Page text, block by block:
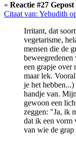
« Reactie #27 Gepost
Citaat van: Yehudith
Irritant, dat
vegetarisme,
mensen die de
beweegredenen
een grapje over
maar lek.
je het
handje van.
gewoon een
zeggen: "Ja, ik
dat ik een vorm
van wie de